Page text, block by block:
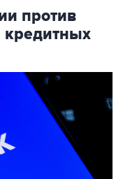
против
кредитных